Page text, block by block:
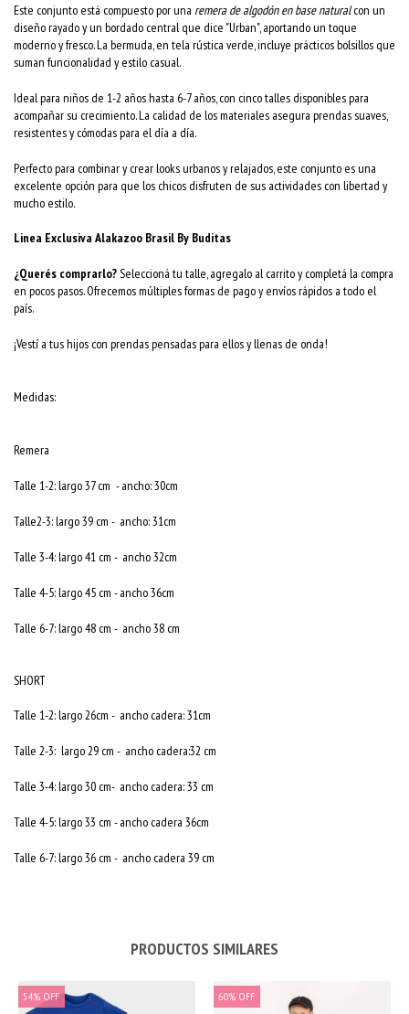
Este conjunto está compuesto por una remera de algodón en base naturalcon un
diseño rayado y un bordado central que dice "Urban", aportando un toque
moderno y fresco. La bermuda, en tela rústica verde, incluye prácticos bolsillos que
suman funcionalidad y estilo casual.
Ideal para niños de 1-2 años hasta 6-7 años, con cinco talles disponibles para
acompañar su crecimiento. La calidad de los materiales asegura prendas suaves,
resistentes y cómodas para el día a día.
Perfecto para combinar y crear looks urbanos y relajados, este conjunto es una
excelente opción para que los chicos disfruten de sus actividades con libertad y
mucho estilo.
Linea Exclusiva Alakazoo Brasil By Buditas
¿Querés comprarlo? Seleccioná tu talle, agregalo al carrito y completá la compra
en pocos pasos. Ofrecemos múltiples formas de pago y envíos rápidos a todo el
país.
¡Vestí a tus hijos con prendas pensadas para ellos y llenas de onda!
Medidas:
Remera
Talle 1-2: largo 37 cm - ancho: 30cm
Talle2-3: largo 39 cm - ancho: 31cm
Talle 3-4: largo 41 cm - ancho 32cm
Talle 4-5: largo 45 cm - ancho 36cm
Talle 6-7: largo 48 cm - ancho 38 cm
SHORT
Talle 1-2: largo 26cm - ancho cadera: 31cm
Talle 2-3: largo 29 cm - ancho cadera:32 cm
Talle 3-4: largo 30 cm- ancho cadera: 33 cm
Talle 4-5: largo 33 cm - ancho cadera 36cm
Talle 6-7: largo 36 cm - ancho cadera 39 cm
PRODUCTOS SIMILARES
54% OFF 60% OFF